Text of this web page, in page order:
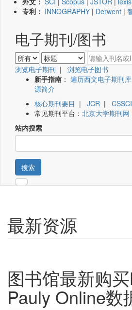
专利： INNOGRAPHY | Derwent |
电子期刊/图书
浏览电子期刊 | 浏览电子图书
新手指南 ： 遍历西文电子期刊库
源简介
核心期刊要目 | JCR | CSSCI
常见期刊平台： 北京大学期刊网
站内搜索
搜索
最新资源
图书馆最新购
Pauly Online数